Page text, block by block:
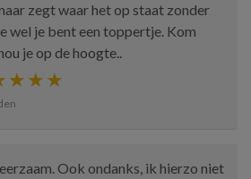
zegt waar het op staat zonder
wel je bent een toppertje. Kom
je op de hoogte..
Ook ondanks, ik hierzo niet